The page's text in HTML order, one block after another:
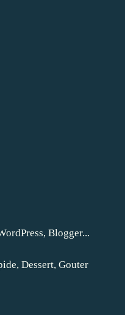
, Dessert, Gouter